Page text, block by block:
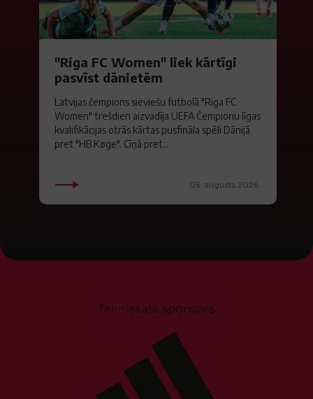
"Riga FC Women" liek kārtīgi
pasvīst dānietēm
Latvijas čempions sieviešu futbolā "Riga FC
Women" trešdien aizvadīja UEFA Čempionu līgas
kvalifikācijas otrās kārtas pusfināla spēli Dānijā
pret "HB Køge". Cīņā pret...
05. augusts 2026.
Tehniskais sponsors